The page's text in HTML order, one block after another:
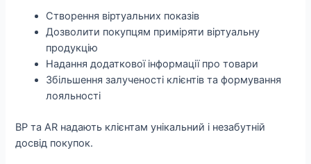
Створення віртуальних показів
Дозволити покупцям приміряти віртуальну
продукцію
Надання додаткової інформації про товари
Збільшення залученості клієнтів та формування
лояльності
ВР та AR надають клієнтам унікальний і незабутній
досвід покупок.